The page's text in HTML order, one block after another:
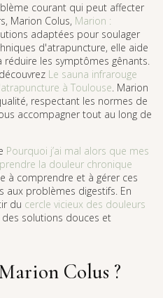
courant qui peut affecter
Marion Colus, Marion :
adaptées pour soulager
d'atrapuncture, elle aide
les symptômes gênants.
Le sauna infrarouge
à Toulouse. Marion
respectant les normes de
accompagner tout au long de
Pourquoi j’ai mal alors que mes
la douleur chronique
à comprendre et à gérer ces
aux problèmes digestifs. En
du cercle vicieux des douleurs
solutions douces et
Colus ?